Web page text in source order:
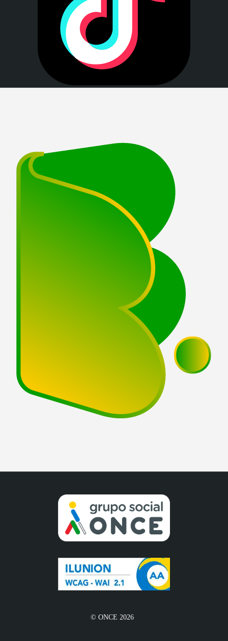
© ONCE 2026